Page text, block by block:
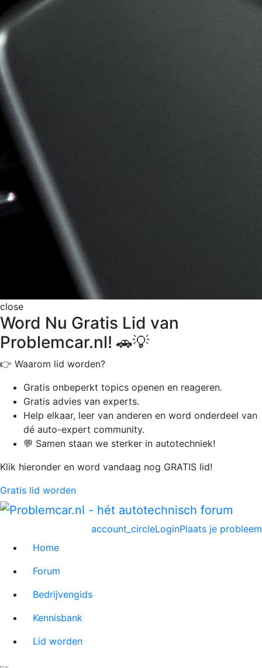
close
Word Nu Gratis Lid van
Problemcar.nl! 🚗💡
👉 Waarom lid worden?
Gratis onbeperkt topics openen en reageren.
Gratis advies van experts.
Help elkaar, leer van anderen en word onderdeel van
dé auto-expert community.
💬 Samen staan we sterker in autotechniek!
Klik hieronder en word vandaag nog GRATIS lid!
Gratis lid worden
Plaats je probleem
account_circleLogin
Home
Forum
Bedrijvengids
Kennisbank
Lid worden